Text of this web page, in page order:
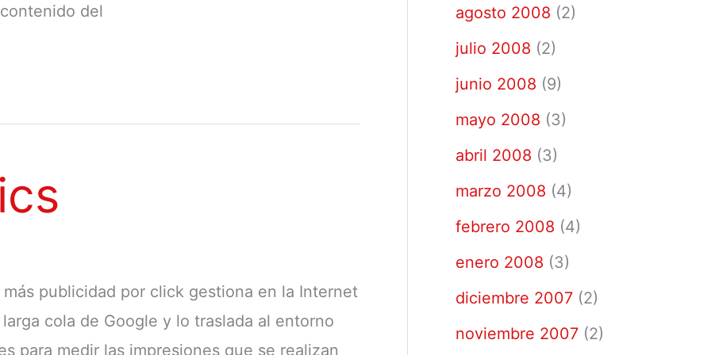
del
publicidad por click gestiona en la Internet
cola de Google y lo traslada al entorno
para medir las impresiones que se realizan
agosto 2008 (2)
julio 2008 (2)
junio 2008 (9)
mayo 2008 (3)
abril 2008 (3)
marzo 2008 (4)
febrero 2008 (4)
enero 2008 (3)
diciembre 2007 (2)
noviembre 2007 (2)